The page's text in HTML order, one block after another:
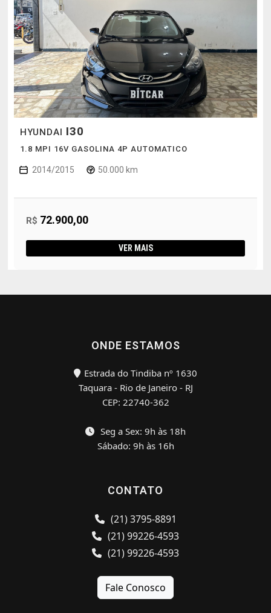
HYUNDAI I30
1.8 MPI 16V GASOLINA 4P AUTOMATICO
2014/2015 50.000 km
R$ 72.900,00
VER MAIS
ONDE ESTAMOS
Estrada do Tindiba nº 1630
Taquara - Rio de Janeiro - RJ
CEP: 22740-362
Seg a Sex: 9h às 18h
Sábado: 9h às 16h
CONTATO
(21) 3795-8891
(21) 99226-4593
(21) 99226-4593
Fale Conosco